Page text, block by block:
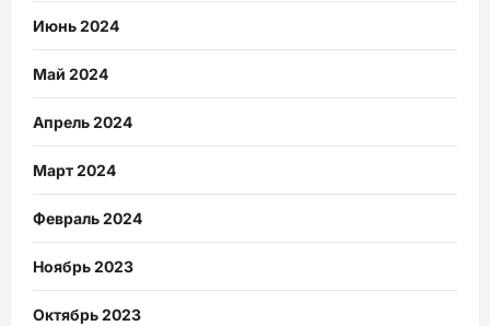
Июнь 2024
Май 2024
Апрель 2024
Март 2024
Февраль 2024
Ноябрь 2023
Октябрь 2023